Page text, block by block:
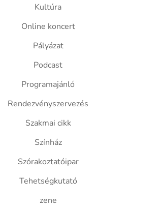
Kultúra
Online koncert
Pályázat
Podcast
Programajánló
Rendezvényszervezés
Szakmai cikk
Színház
Szórakoztatóipar
Tehetségkutató
zene